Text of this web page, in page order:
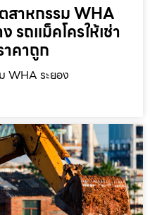
สาหกรรม WHA
รถแม็คโครให้เช่า
คาถูก
WHA ระยอง